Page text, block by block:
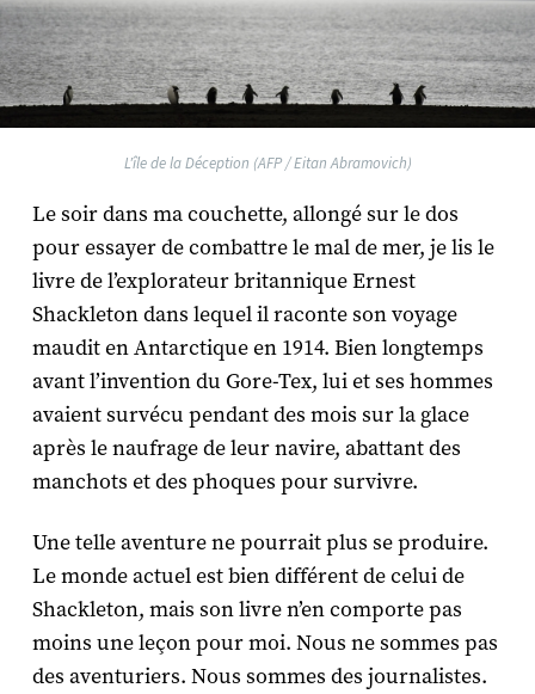
L'île de la Déception (AFP / Eitan Abramovich)
Le soir dans ma couchette, allongé sur le dos
pour essayer de combattre le mal de mer, je lis le
livre de l’explorateur britannique Ernest
Shackleton dans lequel il raconte son voyage
maudit en Antarctique en 1914. Bien longtemps
avant l’invention du Gore-Tex, lui et ses hommes
avaient survécu pendant des mois sur la glace
après le naufrage de leur navire, abattant des
manchots et des phoques pour survivre.
Une telle aventure ne pourrait plus se produire.
Le monde actuel est bien différent de celui de
Shackleton, mais son livre n’en comporte pas
moins une leçon pour moi. Nous ne sommes pas
des aventuriers. Nous sommes des journalistes.